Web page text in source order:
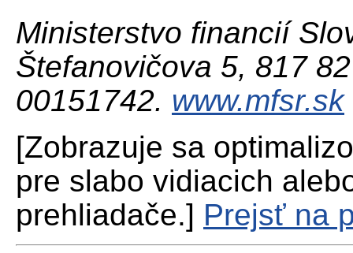
Ministerstvo financií
Štefanovičova 5, 817
00151742. www.mfsr.sk
[Zobrazuje sa
pre slabo vidiacich
prehliadače.] Prejsť na